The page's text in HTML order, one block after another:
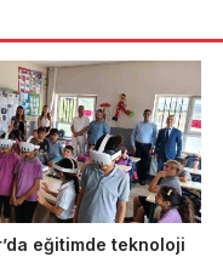
eğitimde teknoloji